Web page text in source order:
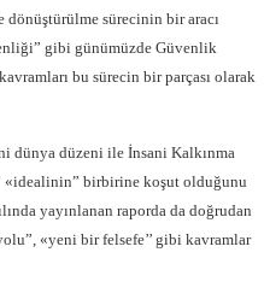
dönüştürülme sürecinin bir aracı
gibi günümüzde Güvenlik
bu sürecin bir parçası olarak
dünya düzeni ile İnsani Kalkınma
«idealinin” birbirine koşut olduğunu
yayınlanan raporda da doğrudan
«yeni bir felsefe’’ gibi kavramlar